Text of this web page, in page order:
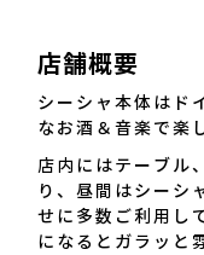
店舗概要
シーシャ本体はド
なお酒＆音楽で楽
店内にはテーブル
り、昼間はシーシ
せに多数ご利用し
になるとガラッと